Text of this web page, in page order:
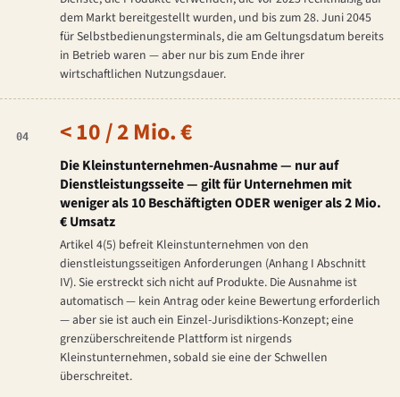
dem Markt bereitgestellt wurden, und bis zum 28. Juni 2045
für Selbstbedienungsterminals, die am Geltungsdatum bereits
in Betrieb waren — aber nur bis zum Ende ihrer
wirtschaftlichen Nutzungsdauer.
04 < 10 / 2 Mio. €
Die Kleinstunternehmen-Ausnahme — nur auf
Dienstleistungsseite — gilt für Unternehmen mit
weniger als 10 Beschäftigten ODER weniger als 2 Mio.
€ Umsatz
Artikel 4(5) befreit Kleinstunternehmen von den
dienstleistungsseitigen Anforderungen (Anhang I Abschnitt
IV). Sie erstreckt sich nicht auf Produkte. Die Ausnahme ist
automatisch — kein Antrag oder keine Bewertung erforderlich
— aber sie ist auch ein Einzel-Jurisdiktions-Konzept; eine
grenzüberschreitende Plattform ist nirgends
Kleinstunternehmen, sobald sie eine der Schwellen
überschreitet.